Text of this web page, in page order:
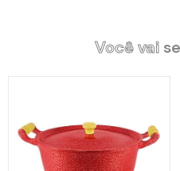
Altura: 8,5cm.
Diâmetro da Boca: 20cm.
Peso: 0,645g.
Você vai